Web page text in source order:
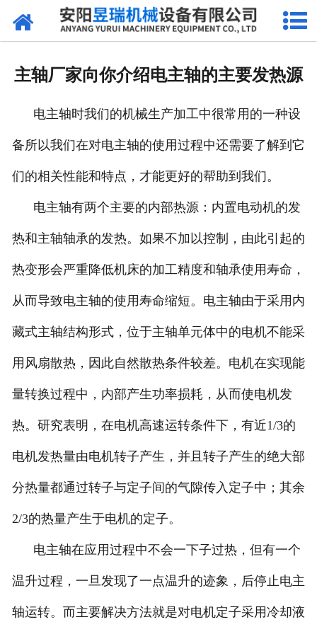
网站首页
联系我们
主轴厂家向你介绍电主轴的主要发热源
电主轴时我们的机械生产加工中很常用的一种设
备所以我们在对电主轴的使用过程中还需要了解到它
们的相关性能和特点，才能更好的帮助到我们。
电主轴有两个主要的内部热源：内置电动机的发
热和主轴轴承的发热。如果不加以控制，由此引起的
热变形会严重降低机床的加工精度和轴承使用寿命，
从而导致电主轴的使用寿命缩短。电主轴由于采用内
藏式主轴结构形式，位于主轴单元体中的电机不能采
用风扇散热，因此自然散热条件较差。电机在实现能
量转换过程中，内部产生功率损耗，从而使电机发
热。研究表明，在电机高速运转条件下，有近1/3的
电机发热量由电机转子产生，并且转子产生的绝大部
分热量都通过转子与定子间的气隙传入定子中；其余
2/3的热量产生于电机的定子。
电主轴在应用过程中不会一下子过热，但有一个
温升过程，一旦发现了一点温升的迹象，后停止电主
轴运转。而主要解决方法就是对电机定子采用冷却液